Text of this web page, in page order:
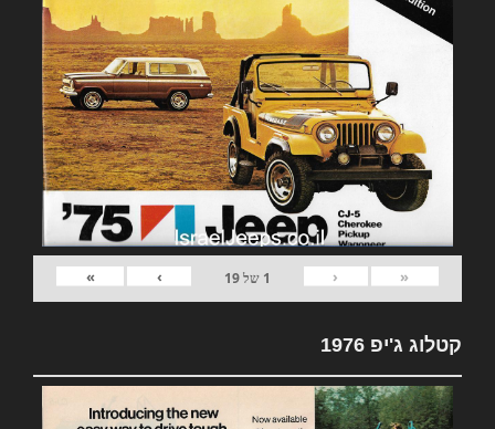
«
‹
1 של19
›
»
קטלוג ג'יפ 1976